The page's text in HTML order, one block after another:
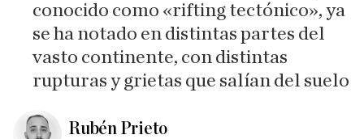
conocido como «rifting tectónico», ya
se ha notado en distintas partes del
vasto continente, con distintas
rupturas y grietas que salían del suelo
Rubén Prieto